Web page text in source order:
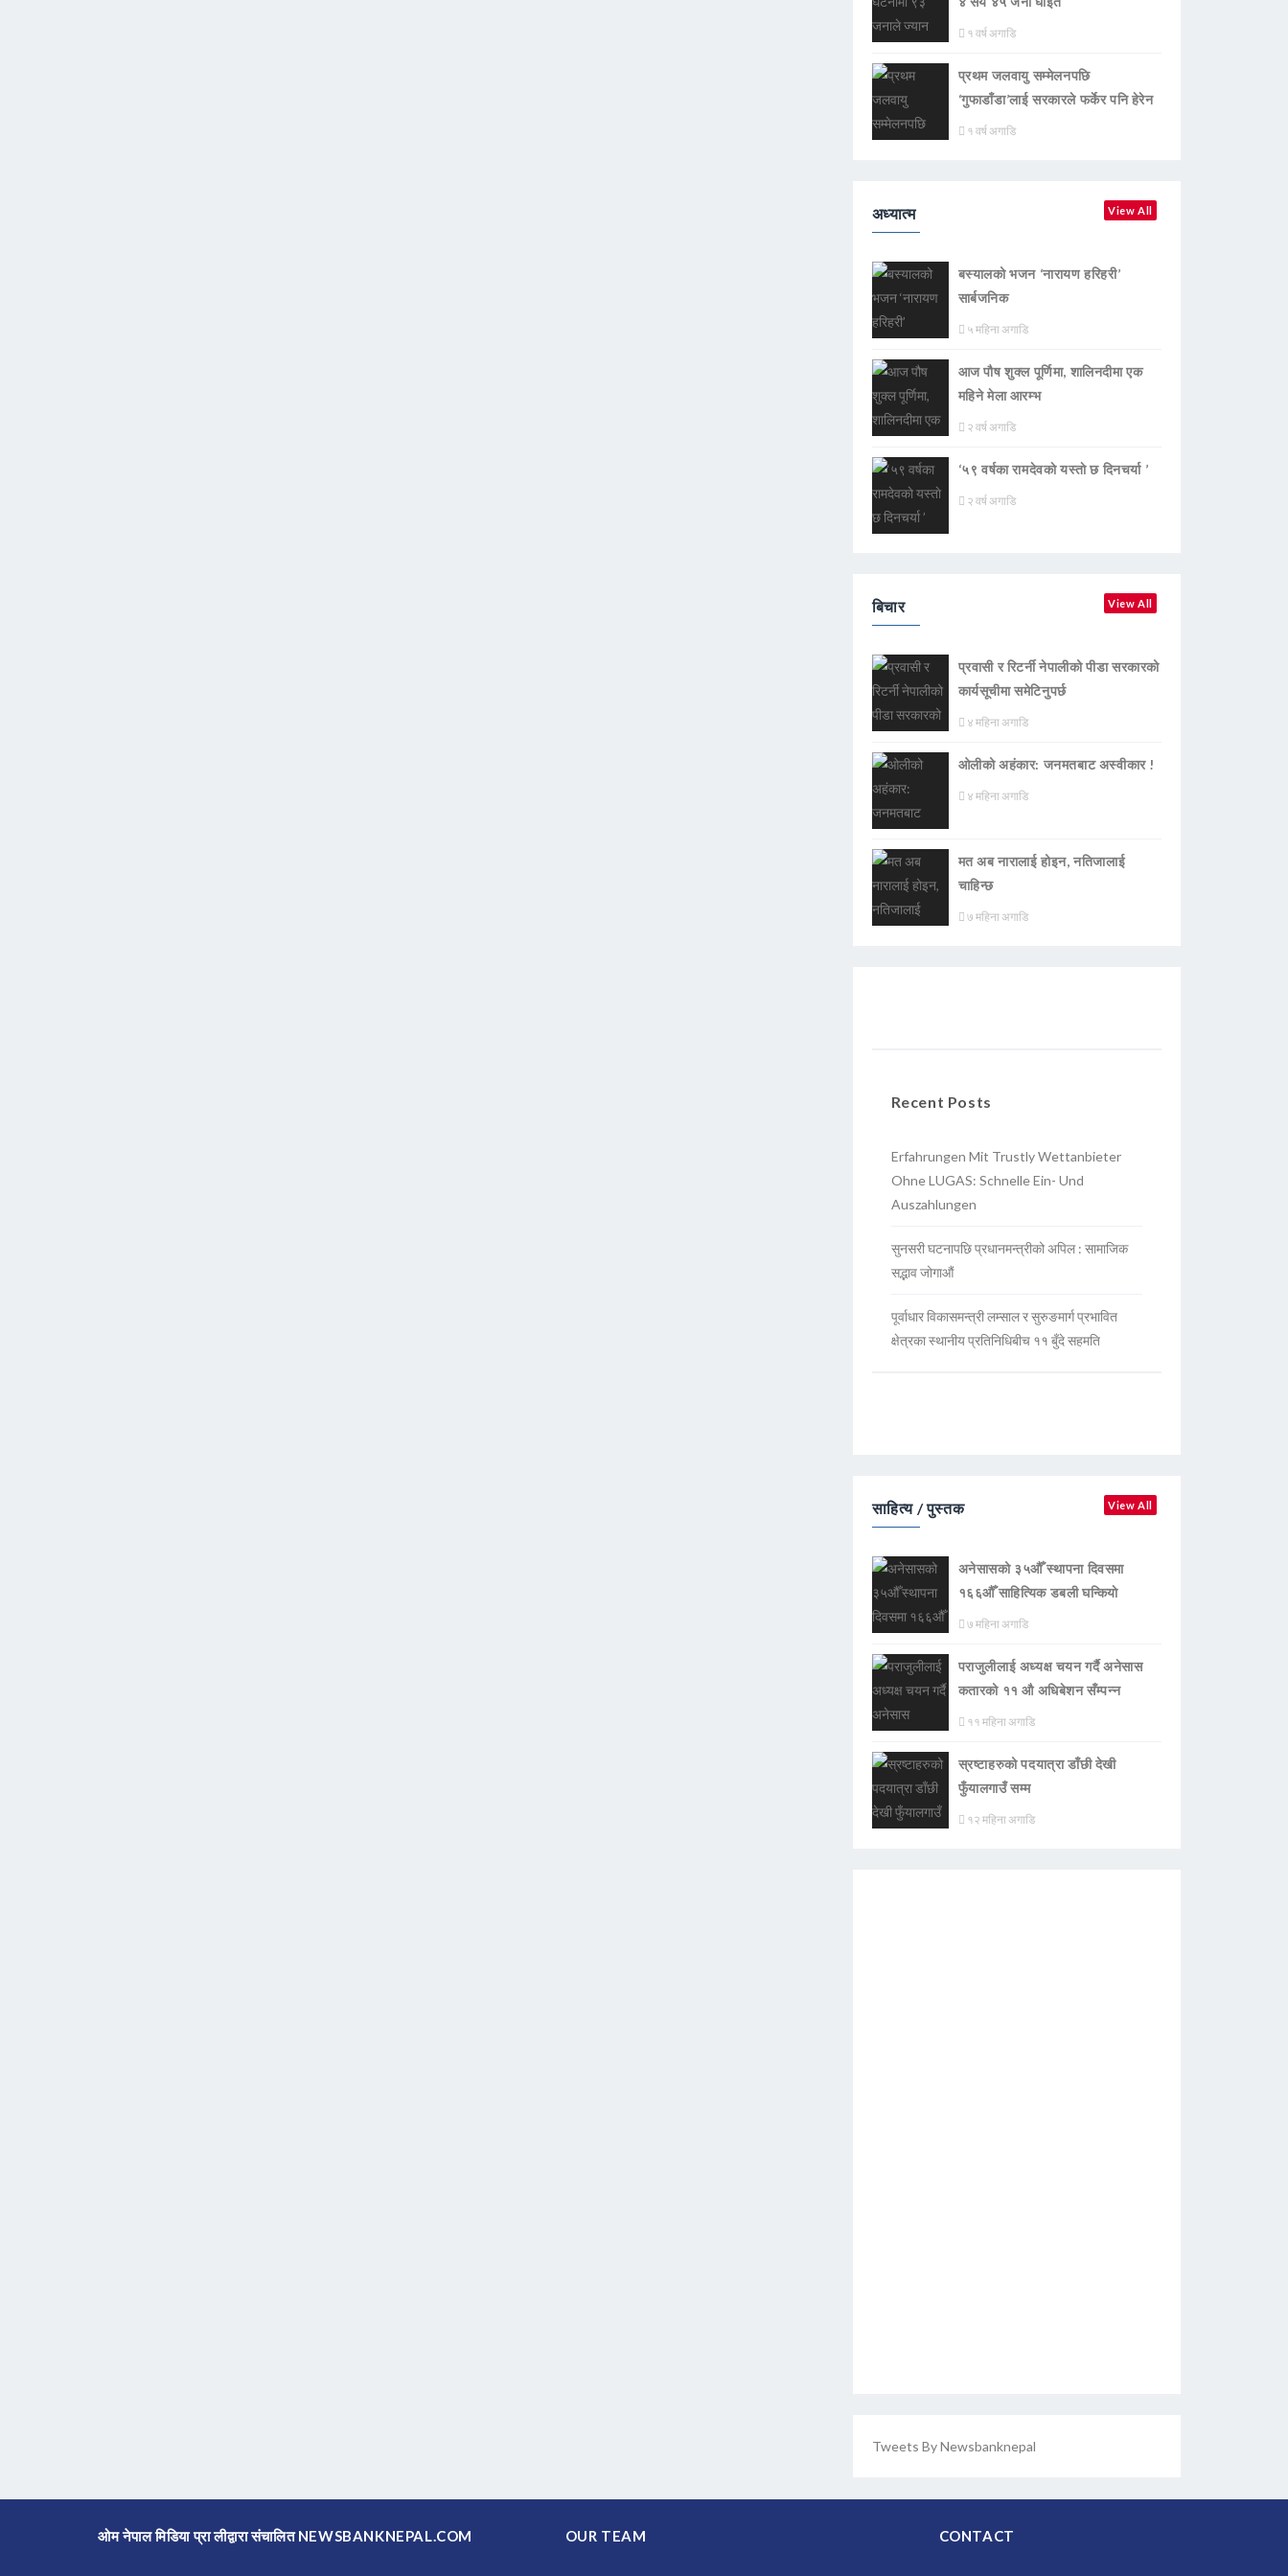
१ वर्ष अगाडि
प्रथम जलवायु सम्मेलनपछि
‘गुफाडाँडा’लाई सरकारले फर्केर पनि हेरेन
१ वर्ष अगाडि
अध्यात्म View All
बस्यालको भजन ‘नारायण हरिहरी’
सार्बजनिक
५ महिना अगाडि
आज पौष शुक्ल पूर्णिमा, शालिनदीमा एक
महिने मेला आरम्भ
२ वर्ष अगाडि
‘५९ वर्षका रामदेवकाे यस्ताे छ दिनचर्या ’
२ वर्ष अगाडि
बिचार View All
प्रवासी र रिटर्नी नेपालीको पीडा सरकारको
कार्यसूचीमा समेटिनुपर्छ
४ महिना अगाडि
ओलीको अहंकार: जनमतबाट अस्वीकार !
४ महिना अगाडि
मत अब नारालाई होइन, नतिजालाई
चाहिन्छ
७ महिना अगाडि
Recent Posts
Erfahrungen Mit Trustly Wettanbieter
Ohne LUGAS: Schnelle Ein- Und
Auszahlungen
सुनसरी घटनापछि प्रधानमन्त्रीको अपिल : सामाजिक
सद्भाव जोगाऔं
पूर्वाधार विकासमन्त्री लम्साल र सुरुङमार्ग प्रभावित
क्षेत्रका स्थानीय प्रतिनिधिबीच ११ बुँदे सहमति
साहित्य / पुस्तक View All
अनेसासको ३५औँ स्थापना दिवसमा
१६६औँ साहित्यिक डबली घन्कियाे
७ महिना अगाडि
पराजुलीलाई अध्यक्ष चयन गर्दै अनेसास
कतारको ११ औ अधिबेशन सँम्पन्न
११ महिना अगाडि
स्रष्टाहरुको पदयात्रा डाँछी देखी
फुँयालगाउँ सम्म
१२ महिना अगाडि
Tweets By Newsbanknepal
ओम नेपाल मिडिया प्रा लीद्वारा संचालित NEWSBANKNEPAL.COM OUR TEAM CONTACT